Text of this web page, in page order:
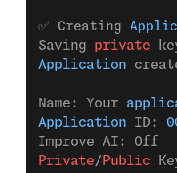
✅ Creating
Saving private
Application
Name: Your
Application ID:
Improve AI: Off
Private/ Public